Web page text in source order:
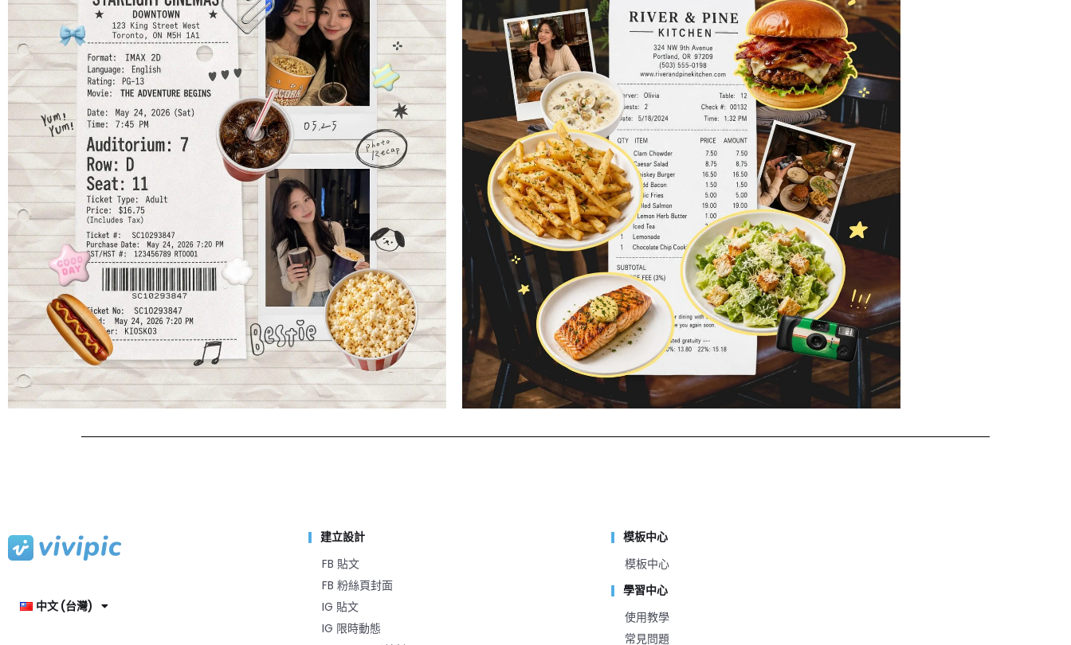
中文 (台灣)
建立設計
FB 貼文
FB 粉絲頁封面
IG 貼文
IG 限時動態
模板中心
模板中心
學習中心
使用教學
常見問題